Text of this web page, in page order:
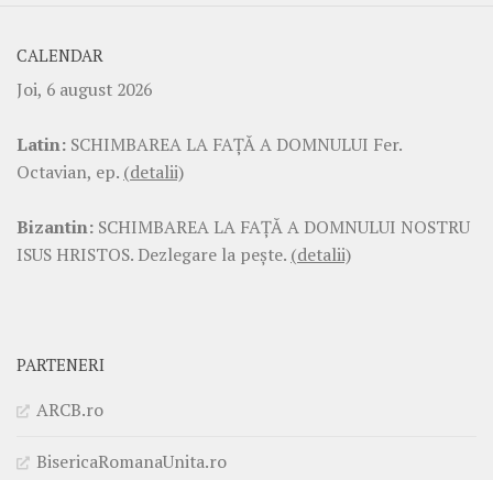
CALENDAR
Joi, 6 august 2026
Latin: SCHIMBAREA LA FAŢĂ A DOMNULUI Fer.
Octavian, ep. (detalii)
Bizantin: SCHIMBAREA LA FAŢĂ A DOMNULUI NOSTRU
ISUS HRISTOS. Dezlegare la pește. (detalii)
PARTENERI
ARCB.ro
BisericaRomanaUnita.ro